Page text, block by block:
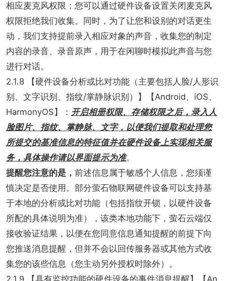
相应麦克风权限；您可以通过硬件设备设置关闭麦克风
权限拒绝我们收集。同时，为了让您和设别的对话更生
动，我们支持提前录入相应对象的声音，收集您的制定
内容的录音、录音原声，用于在闲聊时模拟此声音与您
进行对话。
2.1.8 【硬件设备分析或比对功能（主要包括人脸/人形识
别、文字识别、指纹/掌静脉识别）】【Android、iOS、
HarmonyOS】： 开启相册权限、存储权限之后，录入人
脸图片、指纹、掌静脉、文字，以便我们提取和处理您
所提交的基准信息的特征值并在硬件设备上实现相关服
务，具体操作请以界面提示为准。
提醒您注意的是， 前述信息属于敏感个人信息，您须谨
慎决定是否使用。部分萤石物联网硬件设备可以支持基
于本地的分析或比对功能（包括指纹开锁，以硬件设备
所配的具体说明为准），该类本地功能下，萤石云端仅
接收验证结果，以便在您同意信息通知提醒的前提下向
您推送消息提醒，但并不会以回传服务器或其他方式收
集您的该些信息（您主动另外授权时除外）。